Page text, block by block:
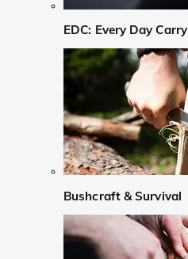
EDC: Every Day Carry
Bushcraft & Survival